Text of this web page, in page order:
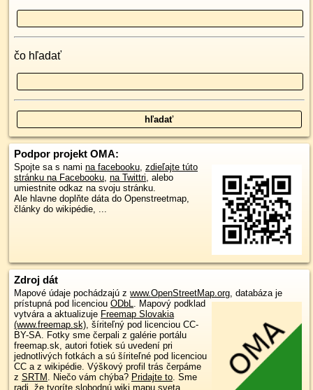
čo hľadať
Podpor projekt OMA:
Spojte sa s nami na facebooku, zdieľajte túto
stránku na Facebooku, na Twittri, alebo
umiestnite odkaz na svoju stránku.
Ale hlavne doplňte dáta do Openstreetmap,
články do wikipédie, ...
Zdroj dát
Mapové údaje pochádzajú z www.OpenStreetMap.org, databáza je
prístupná pod licenciou ODbL. Mapový podklad
vytvára a aktualizuje Freemap Slovakia
(www.freemap.sk), šíriteľný pod licenciou CC-
BY-SA. Fotky sme čerpali z galérie portálu
freemap.sk, autori fotiek sú uvedení pri
jednotlivých fotkách a sú šíriteľné pod licenciou
CC a z wikipédie. Výškový profil trás čerpáme
z SRTM . Niečo vám chýba? Pridajte to. Sme
radi, že tvoríte slobodnú wiki mapu sveta.